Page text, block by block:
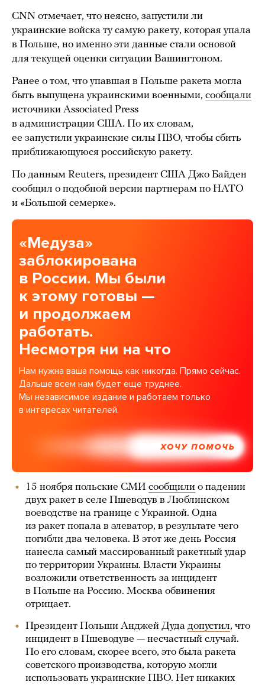
CNN отмечает, что неясно, запустили ли
украинские войска ту самую ракету, которая упала
в Польше, но именно эти данные стали основой
для текущей оценки ситуации Вашингтоном.
Ранее о том, что упавшая в Польше ракета могла
быть выпущена украинскими военными, сообщали
источники Associated Press
в администрации США. По их словам,
ее запустили украинские силы ПВО, чтобы сбить
приближающуюся российскую ракету.
По данным Reuters, президент США Джо Байден
сообщил о подобной версии партнерам по НАТО
и «Большой семерке».
«Медуза»
заблокирована
в России. Мы были
к этому готовы —
и продолжаем
работать.
Несмотря ни на что
Нам нужна ваша помощь как никогда. Прямо сейчас.
Дальше всем нам будет еще труднее.
Мы независимое издание и работаем только
в интересах читателей.
ХОЧУ ПОМОЧЬ
15 ноября польские СМИ сообщили о падении
двух ракет в селе Пшеводув в Люблинском
воеводстве на границе с Украиной. Одна
из ракет попала в элеватор, в результате чего
погибли два человека. В этот же день Россия
нанесла самый массированный ракетный удар
по территории Украины. Власти Украины
возложили ответственность за инцидент
в Польше на Россию. Москва обвинения
отрицает.
Президент Польши Анджей Дуда допустил, что
инцидент в Пшеводуве — несчастный случай.
По его словам, скорее всего, это была ракета
советского производства, которую могли
использовать украинские ПВО. Нет никаких